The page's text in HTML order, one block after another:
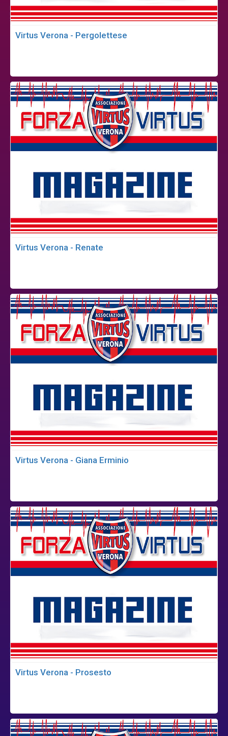
Virtus Verona - Pergolettese
Virtus Verona - Renate
Virtus Verona - Giana Erminio
Virtus Verona - Prosesto